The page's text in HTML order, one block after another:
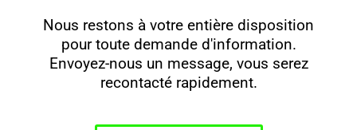
Nous restons à votre entière disposition
pour toute demande d'information.
Envoyez-nous un message, vous serez
recontacté rapidement.